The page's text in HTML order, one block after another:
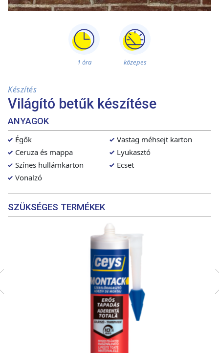
1 óra közepes
Készítés
Világító betűk készítése
ANYAGOK
Égők
Vastag méhsejt karton
Ceruza és mappa
Lyukasztó
Színes hullámkarton
Ecset
Vonalzó
SZÜKSÉGES TERMÉKEK